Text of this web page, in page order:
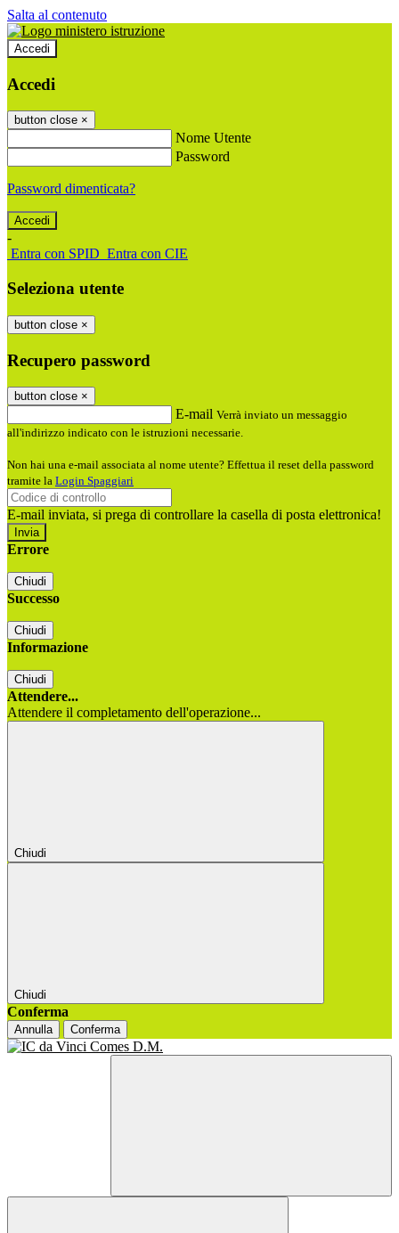
Salta al contenuto
Accedi
Accedi
button close ×
Nome Utente
Password
Password dimenticata?
-
Entra con SPID Entra con CIE
Seleziona utente
button close ×
Recupero password
button close ×
E-mail Verrà inviato un messaggio
all'indirizzo indicato con le istruzioni necessarie.
Non hai una e-mail associata al nome utente? Effettua il reset della password
tramite la Login Spaggiari
E-mail inviata, si prega di controllare la casella di posta elettronica!
Errore
Chiudi
Successo
Chiudi
Informazione
Chiudi
Attendere...
Attendere il completamento dell'operazione...
Chiudi
Chiudi
Conferma
Annulla Conferma